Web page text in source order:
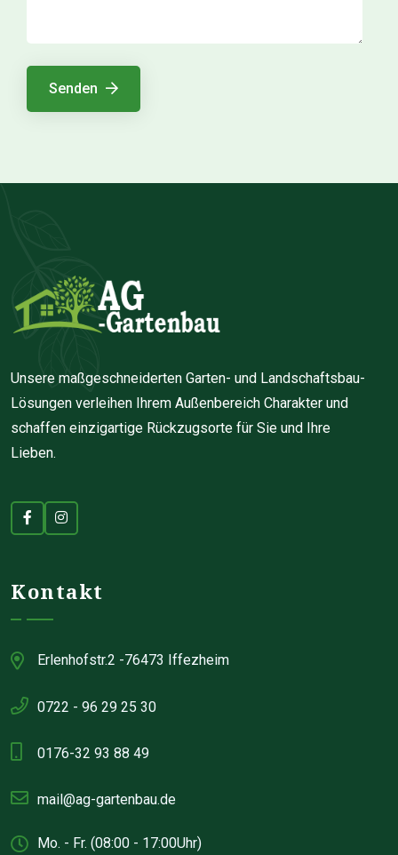
Senden
Unsere maßgeschneiderten Garten- und Landschaftsbau-
Lösungen verleihen Ihrem Außenbereich Charakter und
schaffen einzigartige Rückzugsorte für Sie und Ihre
Lieben.
Kontakt
Erlenhofstr.2 -76473 Iffezheim
0722 - 96 29 25 30
0176-32 93 88 49
mail@ag-gartenbau.de
Mo. - Fr. (08:00 - 17:00Uhr)